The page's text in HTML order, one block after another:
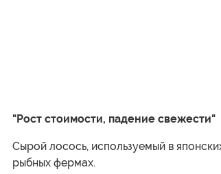
"Рост стоимости, падение свежести"
Сырой лосось, используемый в
рыбных фермах.